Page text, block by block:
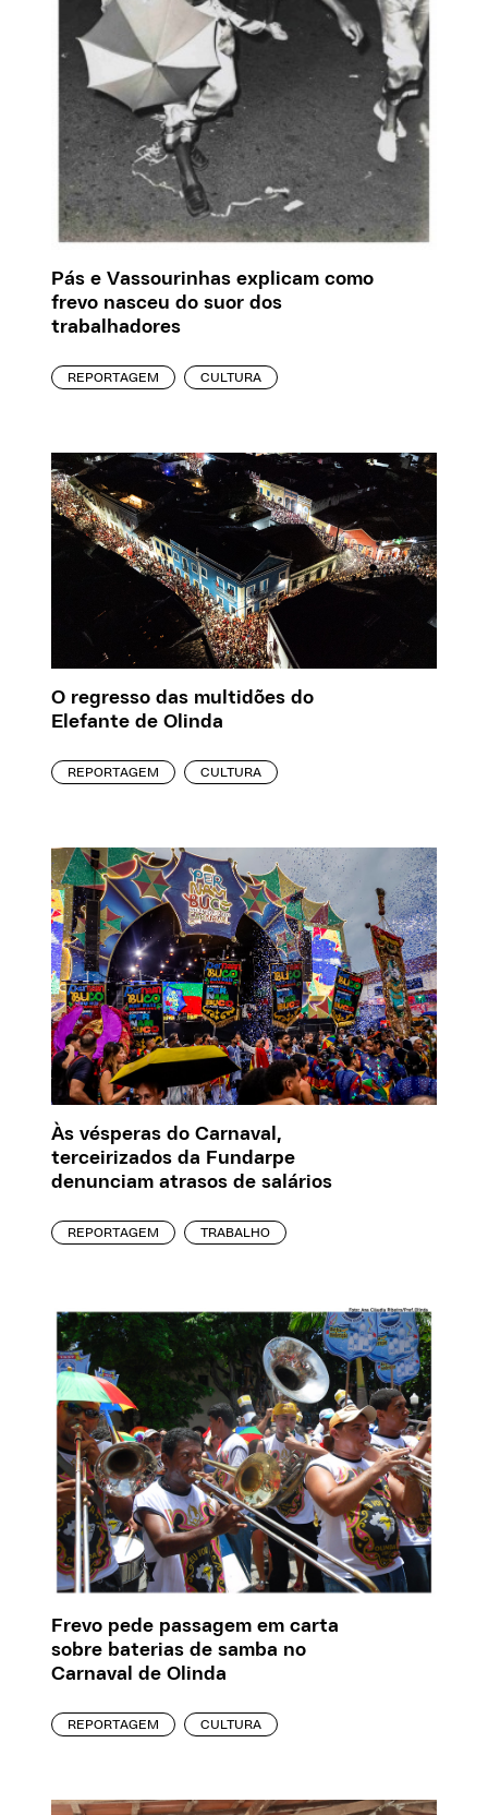
Pás e Vassourinhas explicam como
frevo nasceu do suor dos
trabalhadores
REPORTAGEM CULTURA
O regresso das multidões do
Elefante de Olinda
REPORTAGEM CULTURA
Às vésperas do Carnaval,
terceirizados da Fundarpe
denunciam atrasos de salários
REPORTAGEM TRABALHO
Frevo pede passagem em carta
sobre baterias de samba no
Carnaval de Olinda
REPORTAGEM CULTURA